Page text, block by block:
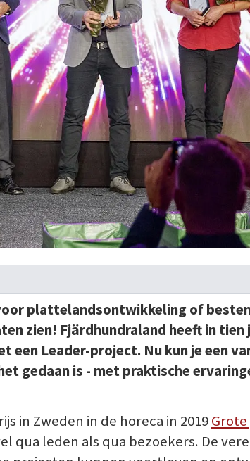
plattelandsontwikkeling of
zien! Fjärdhundraland heeft in
een Leader-project. Nu kun je een
gedaan is - met praktische
in Zweden in de horeca in 2019
leden als qua bezoekers. De